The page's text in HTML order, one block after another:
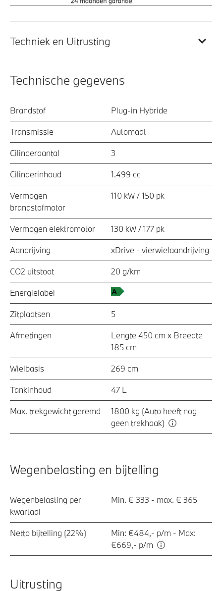
Techniek en Uitrusting
Technische gegevens
Brandstof Plug-in Hybride
Transmissie Automaat
Cilinderaantal 3
Cilinderinhoud 1.499 cc
Vermogen
brandstofmotor
110 kW / 150 pk
Vermogen elektromotor 130 kW / 177 pk
Aandrijving xDrive - vierwielaandrijving
CO2 uitstoot 20 g/km
Energielabel
Zitplaatsen 5
Afmetingen
Lengte 450 cm x Breedte
185 cm
Wielbasis 269 cm
Tankinhoud 47 L
Max. trekgewicht geremd
1800 kg (Auto heeft nog
geen trekhaak)
Wegenbelasting en bijtelling
Wegenbelasting per
kwartaal
Min. € 333 - max. € 365
Netto bijtelling (22%)
Min: €484,- p/m - Max:
€669,- p/m
Uitrusting